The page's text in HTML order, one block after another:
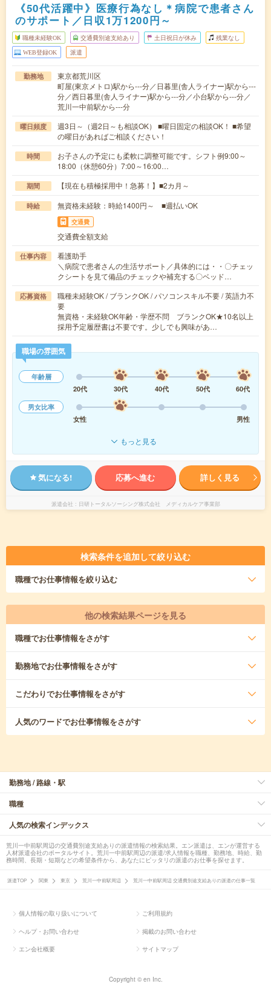
《50代活躍中》医療行為なし＊病院で患者さん
のサポート／日収1万1200円～
職種未経験OK 交通費別途支給あり 土日祝日が休み 残業なし
WEB登録OK 派遣
勤務地
東京都荒川区
町屋(東京メトロ)駅から---分／日暮里(舎人ライナー)駅から---
分／西日暮里(舎人ライナー)駅から---分／小台駅から---分／
荒川一中前駅から---分
曜日頻度
週3日～（週2日～も相談OK） ■曜日固定の相談OK！ ■希望
の曜日があればご相談ください！
時間
お子さんの予定にも柔軟に調整可能です。シフト例9:00～
18:00（休憩60分）7:00～16:00…
期間 【現在も積極採用中！急募！】■2カ月～
時給 無資格未経験：時給1400円～ ■週払いOK
交通費
交通費全額支給
仕事内容
看護助手
＼病院で患者さんの生活サポート／具体的には・・〇チェッ
クシートを見て備品のチェックや補充する〇ベッド…
応募資格
職種未経験OK / ブランクOK / パソコンスキル不要 / 英語力不
要
無資格・未経験OK年齢・学歴不問 ブランクOK★10名以上
採用予定履歴書は不要です。少しでも興味があ…
職場の雰囲気
年齢層
20代
30代 40代 50代
60代
男女比率
女性
男性
もっと見る
気になる! 応募へ進む 詳しく見る
派遣会社 日研トータルソーシング株式会社 メディカルケア事業部
検索条件を追加して絞り込む
職種でお仕事情報を絞り込む
他の検索結果ページを見る
職種でお仕事情報をさがす
勤務地でお仕事情報をさがす
こだわりでお仕事情報をさがす
人気のワードでお仕事情報をさがす
勤務地 / 路線・駅
職種
人気の検索インデックス
荒川一中前駅周辺の交通費別途支給ありの派遣情報の検索結果。エン派遣は、エンが運営する
人材派遣会社のポータルサイト。荒川一中前駅周辺の派遣/求人情報を職種、勤務地、時給、勤
務時間、長期・短期などの希望条件から、あなたにピッタリの派遣のお仕事を探せます。
派遣TOP 関東 東京 荒川一中前駅周辺 荒川一中前駅周辺 交通費別途支給ありの派遣の仕事一覧
個人情報の取り扱いについて ご利用規約
ヘルプ・お問い合わせ 掲載のお問い合わせ
エン会社概要 サイトマップ
Copyright © en Inc.